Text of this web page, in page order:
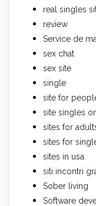
real singles
review
Service de
sex chat
sex site
single
site for
site singles
sites for
sites for
sites in usa
siti incontri
Sober living
Software